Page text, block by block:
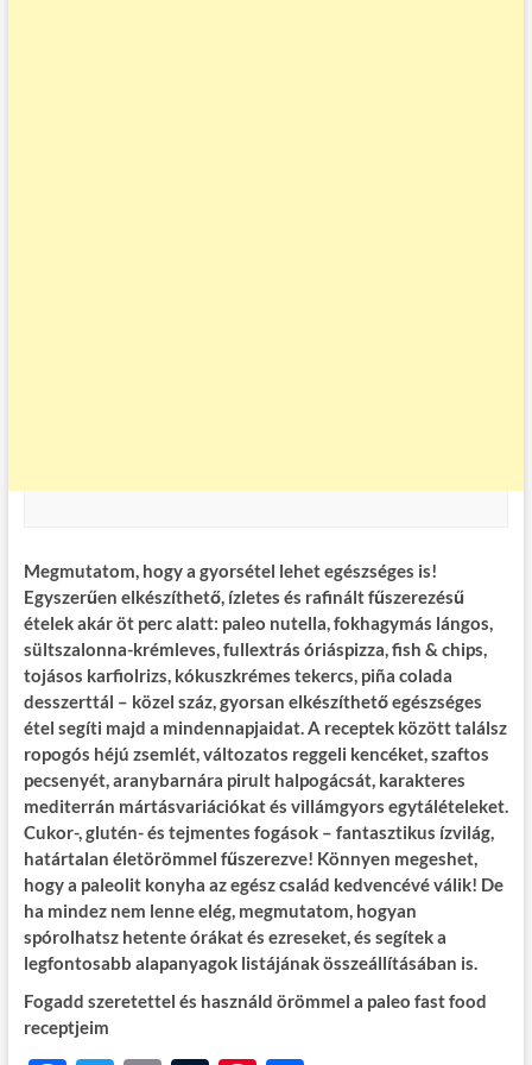
Megmutatom, hogy a gyorsétel lehet egészséges is!
Egyszerűen elkészíthető, ízletes és rafinált fűszerezésű
ételek akár öt perc alatt: paleo nutella, fokhagymás lángos,
sültszalonna-krémleves, fullextrás óriáspizza, fish & chips,
tojásos karfiolrizs, kókuszkrémes tekercs, piña colada
desszerttál – közel száz, gyorsan elkészíthető egészséges
étel segíti majd a mindennapjaidat. A receptek között találsz
ropogós héjú zsemlét, változatos reggeli kencéket, szaftos
pecsenyét, aranybarnára pirult halpogácsát, karakteres
mediterrán mártásvariációkat és villámgyors egytálételeket.
Cukor-, glutén- és tejmentes fogások – fantasztikus ízvilág,
határtalan életörömmel fűszerezve! Könnyen megeshet,
hogy a paleolit konyha az egész család kedvencévé válik! De
ha mindez nem lenne elég, megmutatom, hogyan
spórolhatsz hetente órákat és ezreseket, és segítek a
legfontosabb alapanyagok listájának összeállításában is.
Fogadd szeretettel és használd örömmel a paleo fast food
receptjeim